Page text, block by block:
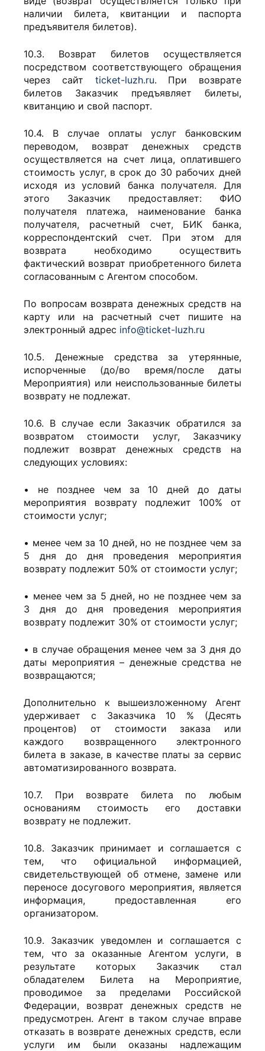
наличии билета, квитанции и паспорта
предъявителя билетов).
10.3. Возврат билетов осуществляется
посредством соответствующего обращения
через сайт ticket-luzh.ru. При возврате
билетов Заказчик предъявляет билеты,
квитанцию и свой паспорт.
10.4. В случае оплаты услуг банковским
переводом, возврат денежных средств
осуществляется на счет лица, оплатившего
стоимость услуг, в срок до 30 рабочих дней
исходя из условий банка получателя. Для
этого Заказчик предоставляет: ФИО
получателя платежа, наименование банка
получателя, расчетный счет, БИК банка,
корреспондентский счет. При этом для
возврата необходимо осуществить
фактический возврат приобретенного билета
согласованным с Агентом способом.
По вопросам возврата денежных средств на
карту или на расчетный счет пишите на
электронный адрес info@ticket-luzh.ru
10.5. Денежные средства за утерянные,
испорченные (до/во время/после даты
Мероприятия) или неиспользованные билеты
возврату не подлежат.
10.6. В случае если Заказчик обратился за
возвратом стоимости услуг, Заказчику
подлежит возврат денежных средств на
следующих условиях:
• не позднее чем за 10 дней до даты
мероприятия возврату подлежит 100% от
стоимости услуг;
• менее чем за 10 дней, но не позднее чем за
5 дня до дня проведения мероприятия
возврату подлежит 50% от стоимости услуг;
• менее чем за 5 дней, но не позднее чем за
3 дня до дня проведения мероприятия
возврату подлежит 30% от стоимости услуг;
• в случае обращения менее чем за 3 дня до
даты мероприятия – денежные средства не
возвращаются;
Дополнительно к вышеизложенному Агент
удерживает с Заказчика 10 % (Десять
процентов) от стоимости заказа или
каждого возвращенного электронного
билета в заказе, в качестве платы за сервис
автоматизированного возврата.
10.7. При возврате билета по любым
основаниям стоимость его доставки
возврату не подлежит.
10.8. Заказчик принимает и соглашается с
тем, что официальной информацией,
свидетельствующей об отмене, замене или
переносе досугового мероприятия, является
информация, предоставленная его
организатором.
10.9. Заказчик уведомлен и соглашается с
тем, что за оказанные Агентом услуги, в
результате которых Заказчик стал
обладателем Билета на Мероприятие,
проводимое за пределами Российской
Федерации, возврат денежных средств не
предусмотрен. Агент в таком случае вправе
отказать в возврате денежных средств, если
услуги им были оказаны надлежащим